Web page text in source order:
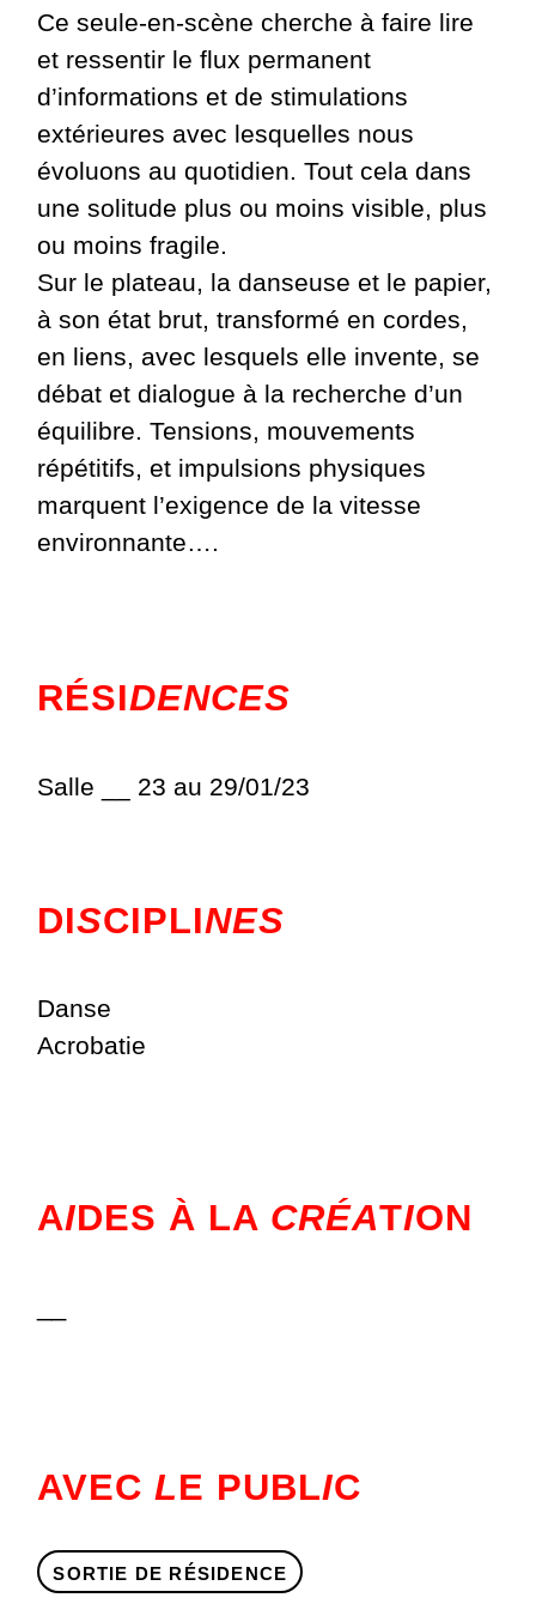
Ce seule-en-scène cherche à faire lire
et ressentir le flux permanent
d’informations et de stimulations
extérieures avec lesquelles nous
évoluons au quotidien. Tout cela dans
une solitude plus ou moins visible, plus
ou moins fragile.
Sur le plateau, la danseuse et le papier,
à son état brut, transformé en cordes,
en liens, avec lesquels elle invente, se
débat et dialogue à la recherche d’un
équilibre. Tensions, mouvements
répétitifs, et impulsions physiques
marquent l’exigence de la vitesse
environnante….
RÉSIDENCES
Salle __ 23 au 29/01/23
DISCIPLINES
Danse
Acrobatie
AIDES À LA CRÉATION
AVECLE PUBLIC
SORTIE DE RÉSIDENCE